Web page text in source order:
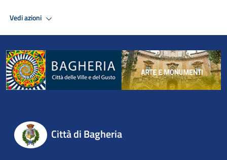
Vedi azioni
Città di Bagheria